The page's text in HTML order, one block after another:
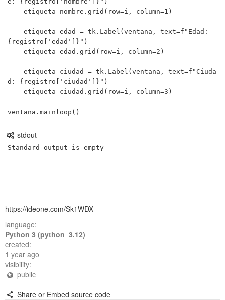
{registro['edad']}")
d: {registro['ciudad']}")
ventana.mainloop()
stdout
Standard output is empty
https://ideone.com/Sk1WDX
language:
Python 3 (python 3.12)
created:
1 year ago
visibility:
public
Share or Embed source code